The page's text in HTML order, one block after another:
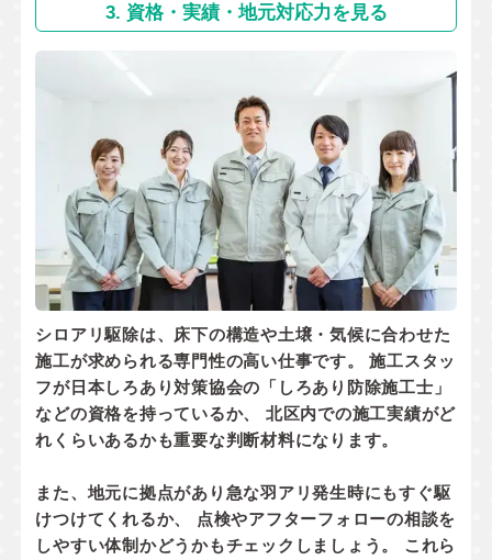
3. 資格・実績・地元対応力を見る
シロアリ駆除は、床下の構造や土壌・気候に合わせた
施工が求められる専門性の高い仕事です。 施工スタッ
フが日本しろあり対策協会の「しろあり防除施工士」
などの資格を持っているか、 北区内での施工実績がど
れくらいあるかも重要な判断材料になります。
また、地元に拠点があり 急な羽アリ発生時にもすぐ駆
けつけてくれるか、 点検やアフターフォローの相談を
しやすい体制かどうかもチェックしましょう。 これら